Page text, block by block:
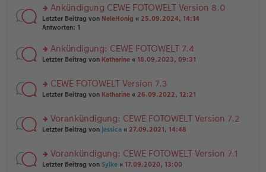
es
e
n
B
ei
tr
g
u
n
g
es
e
n
B
ei
tr
g
rs
te
n
g
es
e
n
B
ei
tr
g
Ankündigung CEWE FOTOWELT Version 8.0
Letzter Beitrag von NeleHonig « 25.09.2024, 14:14
Antworten: 1
rs
u
n
es
e
B
ei
Ankündigung: CEWE FOTOWELT 7.4
Letzter Beitrag von Katharine « 18.09.2023, 09:31
rs
u
n
es
e
CEWE FOTOWELT Version 7.3
Letzter Beitrag von Katharine « 26.09.2022, 12:21
rs
u
n
Vorankündigung: CEWE FOTOWELT Version 7.2
Letzter Beitrag von Jessica « 27.09.2021, 14:48
rs
Vorankündigung: CEWE FOTOWELT Version 7.1
Letzter Beitrag von Sylke « 17.09.2020, 13:00